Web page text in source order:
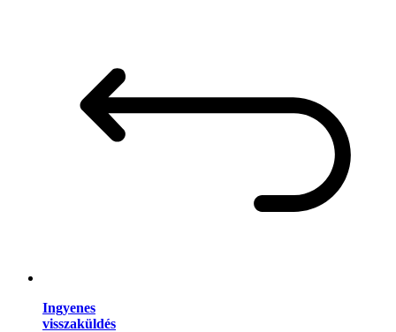
Ingyenes
visszaküldés